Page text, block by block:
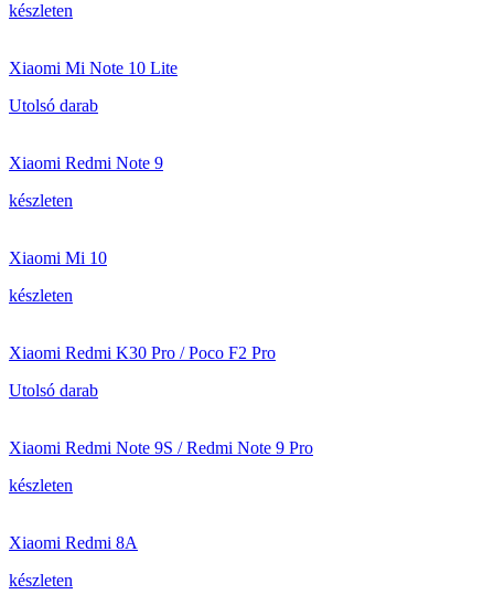
készleten
Xiaomi Mi Note 10 Lite
Utolsó darab
Xiaomi Redmi Note 9
készleten
Xiaomi Mi 10
készleten
Xiaomi Redmi K30 Pro / Poco F2 Pro
Utolsó darab
Xiaomi Redmi Note 9S / Redmi Note 9 Pro
készleten
Xiaomi Redmi 8A
készleten